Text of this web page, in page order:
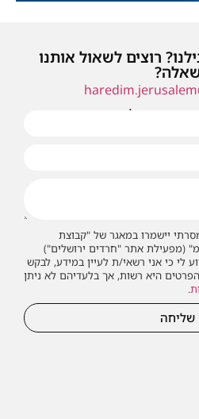
רוצים לשאול אותנו
ונחזור אליכם בהקדם
יישמרו במאגר של "קבוצת
(מפעילת אתר "חרדים ירושלים")
לי כי אני רשאי/ת לעיין במידע, לבקש
היא רשות, אך בלעדיהם לא ניתן
.
שליחה